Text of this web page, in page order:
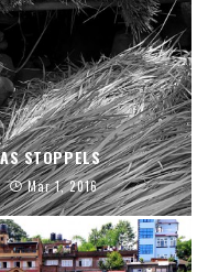
STOPPELS
Mar 1, 2016